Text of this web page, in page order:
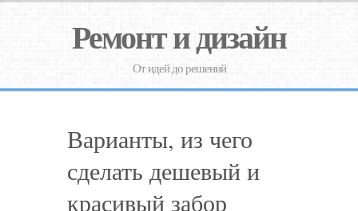
Ремонт и дизайн
От идей до решений
Варианты, из чего
сделать дешевый и
красивый забор